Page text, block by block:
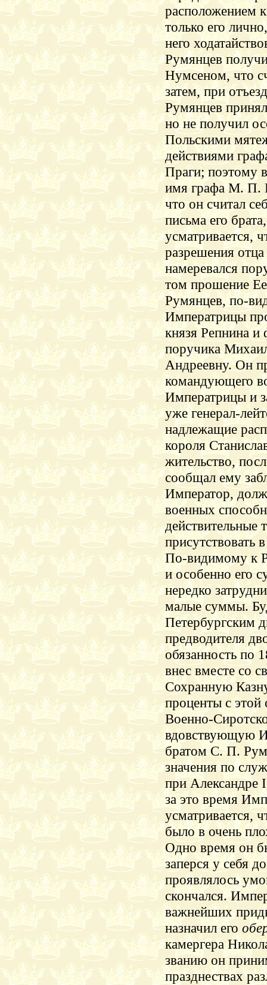
расположением
только его
него
Румянцев
Нумсеном, что
затем, при
Румянцев
но не получил
Польскими
действиями
Праги; поэтому
имя графа М. П.
что он считал
письма его
усматривается,
разрешения
намеревался
том прошение
Румянцев, по-
Императрицы
князя Репнина
поручика
Андреевну. Он
командующего
Императрицы и
уже генерал-
надлежащие
короля
жительство,
сообщал ему
Император,
военных
действительные
присутствовать
По-видимомук
и особенно его
нередко
малые суммы.
Петербургским
предводителя
обязанность по
внес вместе со
Сохранную
проценты с
Военно-
вдовствующую
братом С. П.
значения по
при Александре
за это время
усматривается,
было в очень
Одно время он
заперся у себя
проявлялось
скончался.
важнейших
назначил его
камергера
званию он
празднествах